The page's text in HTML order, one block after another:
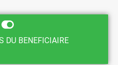
DU BENEFICIAIRE